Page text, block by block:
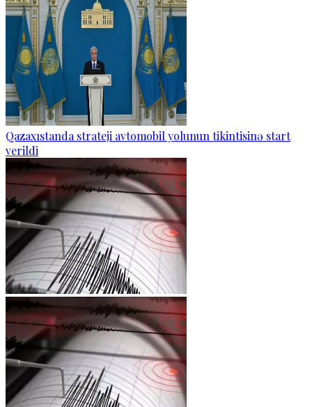
Qazaxıstanda strateji avtomobil yolunun tikintisinə start
verildi